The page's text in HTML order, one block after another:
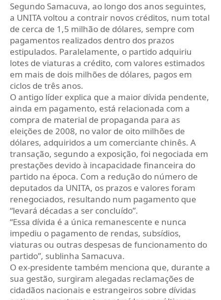
Segundo Samacuva, ao longo dos anos seguintes,
a UNITA voltou a contrair novos créditos, num total
de cerca de 1,5 milhão de dólares, sempre com
pagamentos realizados dentro dos prazos
estipulados. Paralelamente, o partido adquiriu
lotes de viaturas a crédito, com valores estimados
em mais de dois milhões de dólares, pagos em
ciclos de três anos.
O antigo líder explica que a maior dívida pendente,
ainda em pagamento, está relacionada com a
compra de material de propaganda para as
eleições de 2008, no valor de oito milhões de
dólares, adquiridos a um comerciante chinês. A
transação, segundo a exposição, foi negociada em
prestações devido à incapacidade financeira do
partido na época. Com a redução do número de
deputados da UNITA, os prazos e valores foram
renegociados, resultando num pagamento que
“levará décadas a ser concluído”.
“Essa dívida é a única remanescente e nunca
impediu o pagamento de rendas, subsídios,
viaturas ou outras despesas de funcionamento do
partido”, sublinha Samacuva.
O ex-presidente também menciona que, durante a
sua gestão, surgiram alegadas reclamações de
cidadãos nacionais e estrangeiros sobre dívidas